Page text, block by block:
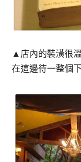
▲店內的裝潢很
在這邊待一整個